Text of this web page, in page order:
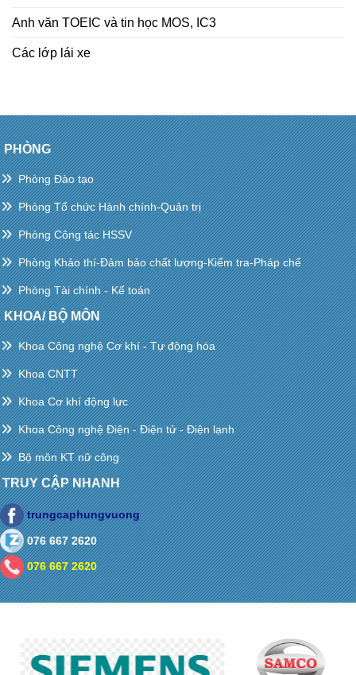
Anh văn TOEIC và tin học MOS, IC3
Các lớp lái xe
PHÒNG
Phòng Đào tạo
Phòng Tổ chức Hành chính-Quản trị
Phòng Công tác HSSV
Phòng Khảo thí-Đảm bảo chất lượng-Kiểm tra-Pháp chế
Phòng Tài chính - Kế toán
KHOA/ BỘ MÔN
Khoa Công nghệ Cơ khí - Tự động hóa
Khoa CNTT
Khoa Cơ khí động lực
Khoa Công nghệ Điện - Điện tử - Điện lạnh
Bộ môn KT nữ công
TRUY CẬP NHANH
trungcaphungvuong
076 667 2620
076 667 2620